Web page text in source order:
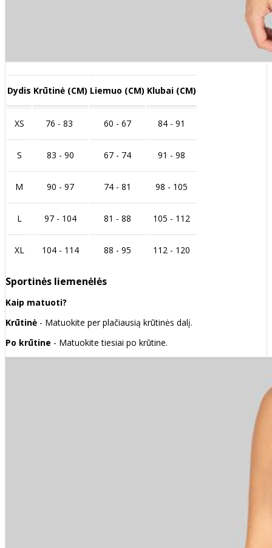
Dydis Krūtinė (CM) Liemuo (CM) Klubai (CM)
XS 76 - 83 60 - 67 84 - 91
S 83 - 90 67 - 74 91 - 98
M 90 - 97 74 - 81 98 - 105
L 97 - 104 81 - 88 105 - 112
XL 104 - 114 88 - 95 112 - 120
Sportinės liemenėlės
Kaip matuoti?
Krūtinė - Matuokite per plačiausią krūtinės dalį.
Po krūtine - Matuokite tiesiai po krūtine.